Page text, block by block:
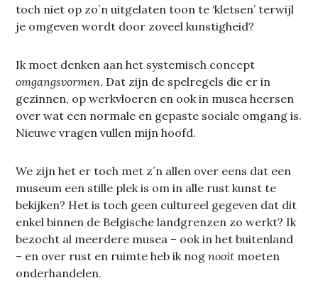
toch niet op zo´n uitgelaten toon te ‘kletsen’ terwijl
je omgeven wordt door zoveel kunstigheid?
Ik moet denken aan het systemisch concept
omgangsvormen. Dat zijn de spelregels die er in
gezinnen, op werkvloeren en ook in musea heersen
over wat een normale en gepaste sociale omgang is.
Nieuwe vragen vullen mijn hoofd.
We zijn het er toch met z´n allen over eens dat een
museum een stille plek is om in alle rust kunst te
bekijken? Het is toch geen cultureel gegeven dat dit
enkel binnen de Belgische landgrenzen zo werkt? Ik
bezocht al meerdere musea – ook in het buitenland
– en over rust en ruimte heb ik nognooit moeten
onderhandelen.